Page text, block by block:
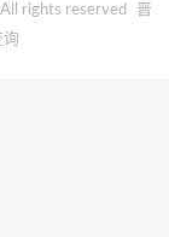
rights reserved
晋